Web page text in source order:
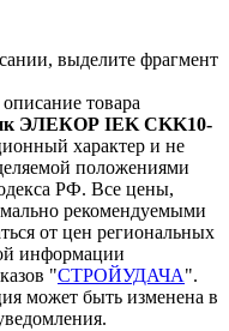
выделите фрагмент
товара
ЭЛЕКОР IEK CKK10-
характер и не
положениями
РФ. Все цены,
рекомендуемыми
от цен региональных
информации
"СТРОЙУДАЧА".
может быть изменена в